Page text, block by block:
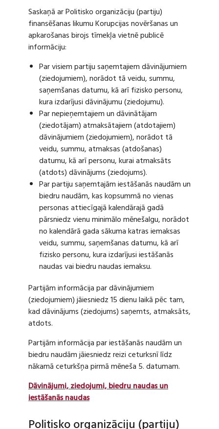
Saskaņā ar Politisko organizāciju (partiju)
finansēšanas likumu Korupcijas novēršanas un
apkarošanas birojs tīmekļa vietnē publicē
informāciju:
Par visiem partiju saņemtajiem dāvinājumiem
(ziedojumiem), norādot tā veidu, summu,
saņemšanas datumu, kā arī fizisko personu,
kura izdarījusi dāvinājumu (ziedojumu).
Par nepieņemtajiem un dāvinātājam
(ziedotājam) atmaksātajiem (atdotajiem)
dāvinājumiem (ziedojumiem), norādot tā
veidu, summu, atmaksas (atdošanas)
datumu, kā arī personu, kurai atmaksāts
(atdots) dāvinājums (ziedojums).
Par partiju saņemtajām iestāšanās naudām un
biedru naudām, kas kopsummā no vienas
personas attiecīgajā kalendārajā gadā
pārsniedz vienu minimālo mēnešalgu, norādot
no kalendārā gada sākuma katras iemaksas
veidu, summu, saņemšanas datumu, kā arī
fizisko personu, kura izdarījusi iestāšanās
naudas vai biedru naudas iemaksu.
Partijām informācija par dāvinājumiem
(ziedojumiem) jāiesniedz 15 dienu laikā pēc tam,
kad dāvinājums (ziedojums) saņemts, atmaksāts,
atdots.
Partijām informācija par iestāšanās naudām un
biedru naudām jāiesniedz reizi ceturksnī līdz
nākamā ceturkšņa pirmā mēneša 5. datumam.
Dāvinājumi, ziedojumi, biedru naudas un
iestāšanās naudas
Politisko organizāciju (partiju)